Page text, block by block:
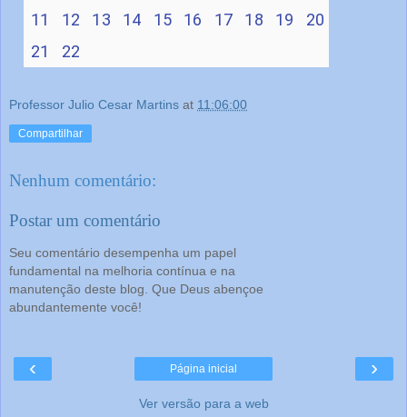
11
12 13 14 15 16 17 18 19
20
21
22
Professor Julio Cesar Martins at 11:06:00
Compartilhar
Nenhum comentário:
Postar um comentário
Seu comentário desempenha um papel
fundamental na melhoria contínua e na
manutenção deste blog. Que Deus abençoe
abundantemente você!
‹ ›
Página inicial
Ver versão para a web